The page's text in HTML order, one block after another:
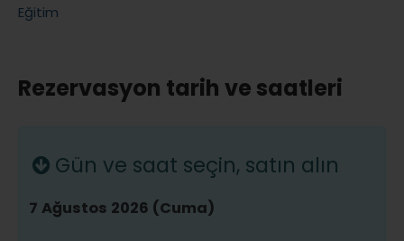
Eğitim
Rezervasyon tarih ve saatleri
Gün ve saat seçin, satın alın
7 Ağustos 2026 (Cuma)